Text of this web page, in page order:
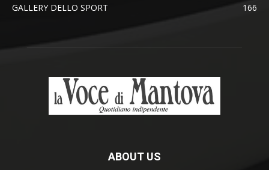
GALLERY DELLO SPORT
166
ABOUT US